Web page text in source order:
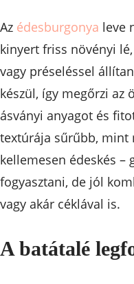
Az édesburgonya leve
kinyert friss növényi
vagy préseléssel
készül, így megőrzi az
ásványi anyagot és
textúrája sűrűbb, mint
kellemesen édeskés –
fogyasztani, de jól
vagy akár céklával is.
A batátalé